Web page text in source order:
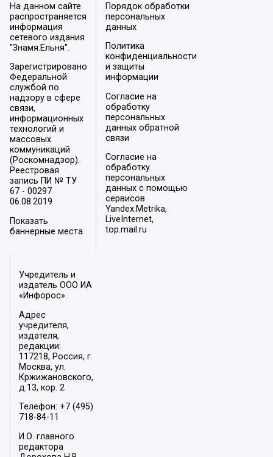
На данном сайте
распространяется
информация
сетевого издания
"Знамя.Ельня".
Зарегистрировано
Федеральной
службой по
надзору в сфере
связи,
информационных
технологий и
массовых
коммуникаций
(Роскомнадзор).
Реестровая
запись ПИ № ТУ
67 - 00297
06.08.2019
Показать
баннерные места
Порядок обработки
персональных
данных
Политика
конфиденциальности
и защиты
информации
Согласие на
обработку
персональных
данных обратной
связи
Согласие на
обработку
персональных
данных с помощью
сервисов
Yandex.Metrika,
LiveInternet,
top.mail.ru
Учредитель и
издатель ООО ИА
«Инфорос».
Адрес
учредителя,
издателя,
редакции:
117218, Россия, г.
Москва, ул.
Кржижановского,
д.13, кор. 2
Телефон: +7 (495)
718-84-11
И.О. главного
редактора